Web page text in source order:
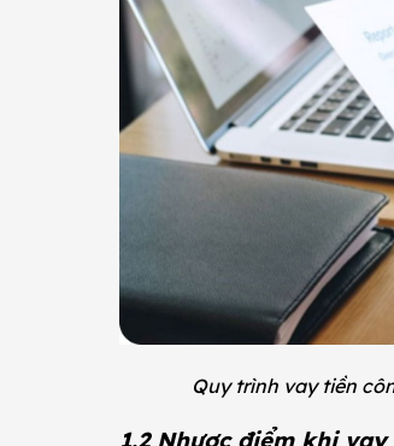
Quy trình vay tiền
1.2 Nhược điểm khi